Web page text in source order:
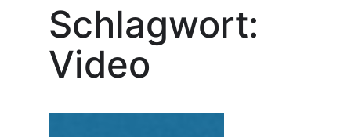
Schlagwort:
Video